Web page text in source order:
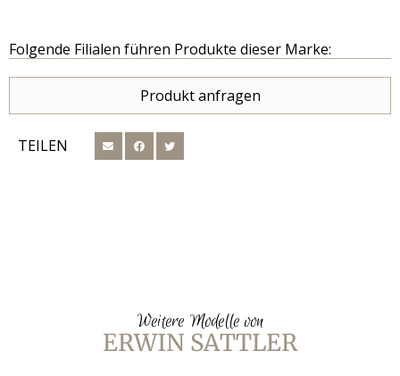
Folgende Filialen führen Produkte dieser Marke:
Produkt anfragen
TEILEN
Weitere Modelle von
ERWIN SATTLER